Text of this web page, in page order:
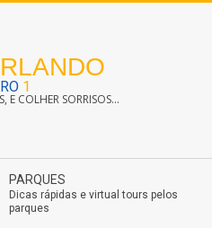
1
E COLHER SORRISOS...
PARQUES
Dicas rápidas e virtual tours pelos
parques